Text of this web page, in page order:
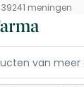
39241 meningen